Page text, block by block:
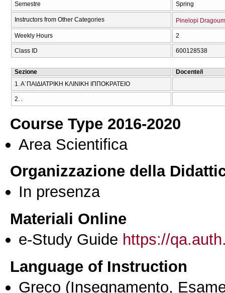
Semestre Spring
Instructors from Other Categories Pinelopi
Weekly Hours 2
Class ID 600128538
Sezione
Docente/i
1. Α΄ΠΑΙΔΙΑΤΡΙΚΗ ΚΛΙΝΙΚΗ ΙΠΠΟΚΡΑΤΕΙΟ
2. .
Course Type 2016-2020
Area Scientifica
Organizzazione della
In presenza
Materiali Online
e-Study Guide https://
Language of Instruction
Greco (Insegnamento,